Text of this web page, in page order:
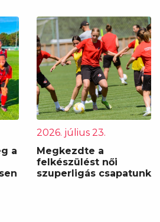
a
2026. július 23.
Megkezdte a
felkészülést női
szuperligás csapatunk